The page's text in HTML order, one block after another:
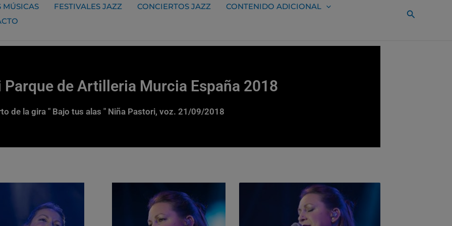
MÚSICAS FESTIVALES JAZZ CONCIERTOS JAZZ
CONTENIDO ADICIONAL
Buscar
Parque de Artilleria Murcia España 2018
de la gira " Bajo tus alas " Niña Pastori, voz. 21/09/2018